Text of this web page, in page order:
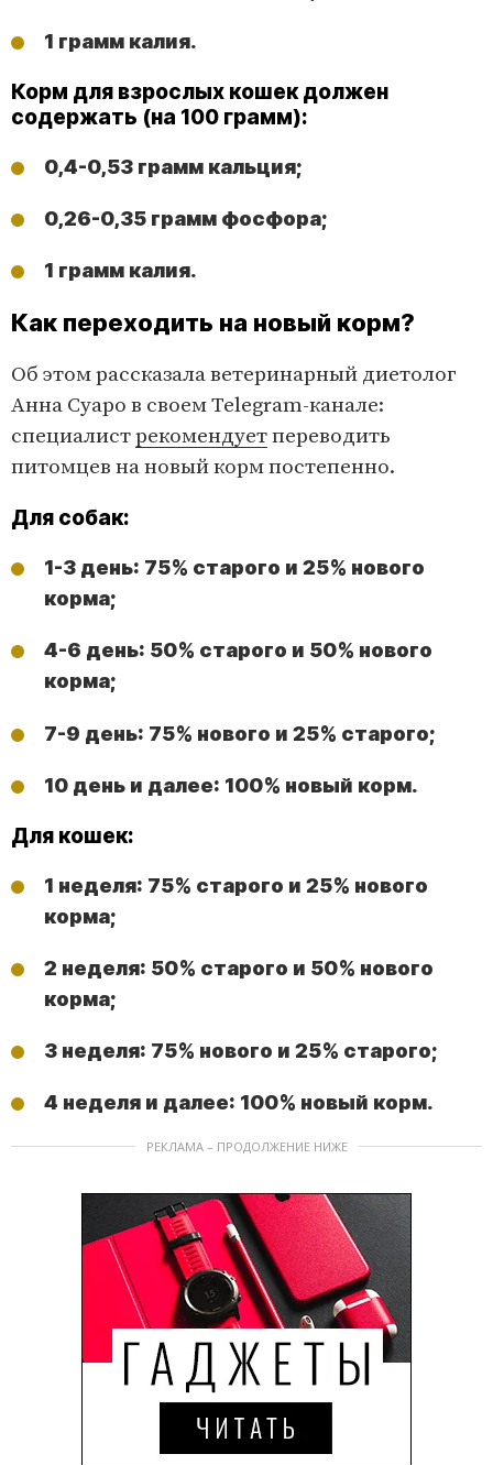
1 грамм калия.
Корм для взрослых кошек должен
содержать (на 100 грамм):
0,4-0,53 грамм кальция;
0,26-0,35 грамм фосфора;
1 грамм калия.
Как переходить на новый корм?
Об этом рассказала ветеринарный диетолог
Анна Суаро в своем Telegram-канале:
специалистрекомендуетпереводить
питомцев на новый корм постепенно.
Для собак:
1-3 день: 75% старого и 25% нового
корма;
4-6 день: 50% старого и 50% нового
корма;
7-9 день: 75% нового и 25% старого;
10 день и далее: 100% новый корм.
Для кошек:
1 неделя: 75% старого и 25% нового
корма;
2 неделя: 50% старого и 50% нового
корма;
3 неделя: 75% нового и 25% старого;
4 неделя и далее: 100% новый корм.
РЕКЛАМА – ПРОДОЛЖЕНИЕ НИЖЕ